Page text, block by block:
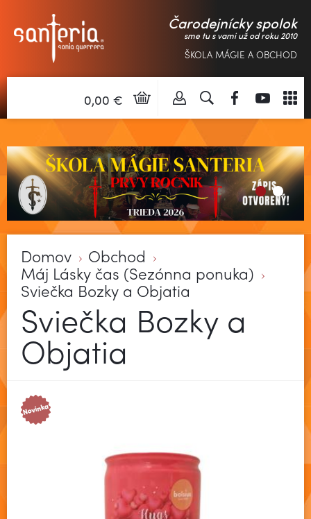
Čarodejnícky spolok
sme tu s vami už od roku 2010
ŠKOLA MÁGIE A OBCHOD
0,00 €
Domov Obchod
Máj Lásky čas (Sezónna ponuka)
Sviečka Bozky a Objatia
Sviečka Bozky a
Objatia